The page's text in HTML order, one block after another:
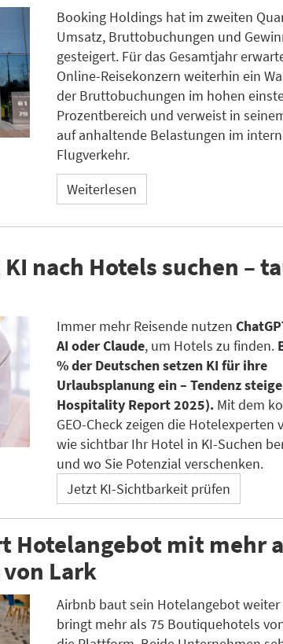
Booking Holdings hat im zweiten
Umsatz, Bruttobuchungen und
gesteigert. Für das Gesamtjahr
Online-Reisekonzern weiterhin ein
der Bruttobuchungen im hohen
Prozentbereich und verweist in
auf anhaltende Belastungen im
Flugverkehr.
Weiterlesen
nach Hotels suchen –
Immer mehr Reisende nutzen
AI oder Claude, um Hotels zu finden.
% der Deutschen setzen KI für ihre
Urlaubsplanung ein – Tendenz
Hospitality Report 2025). Mit dem
GEO-Check zeigen die Hotelexperten
wie sichtbar Ihr Hotel in KI-Suchen
und wo Sie Potenzial verschenken.
Jetzt KI-Sichtbarkeit prüfen
Hotelangebot mit mehr
Lark
Airbnb baut sein Hotelangebot weiter
bringt mehr als 75 Boutiquehotels